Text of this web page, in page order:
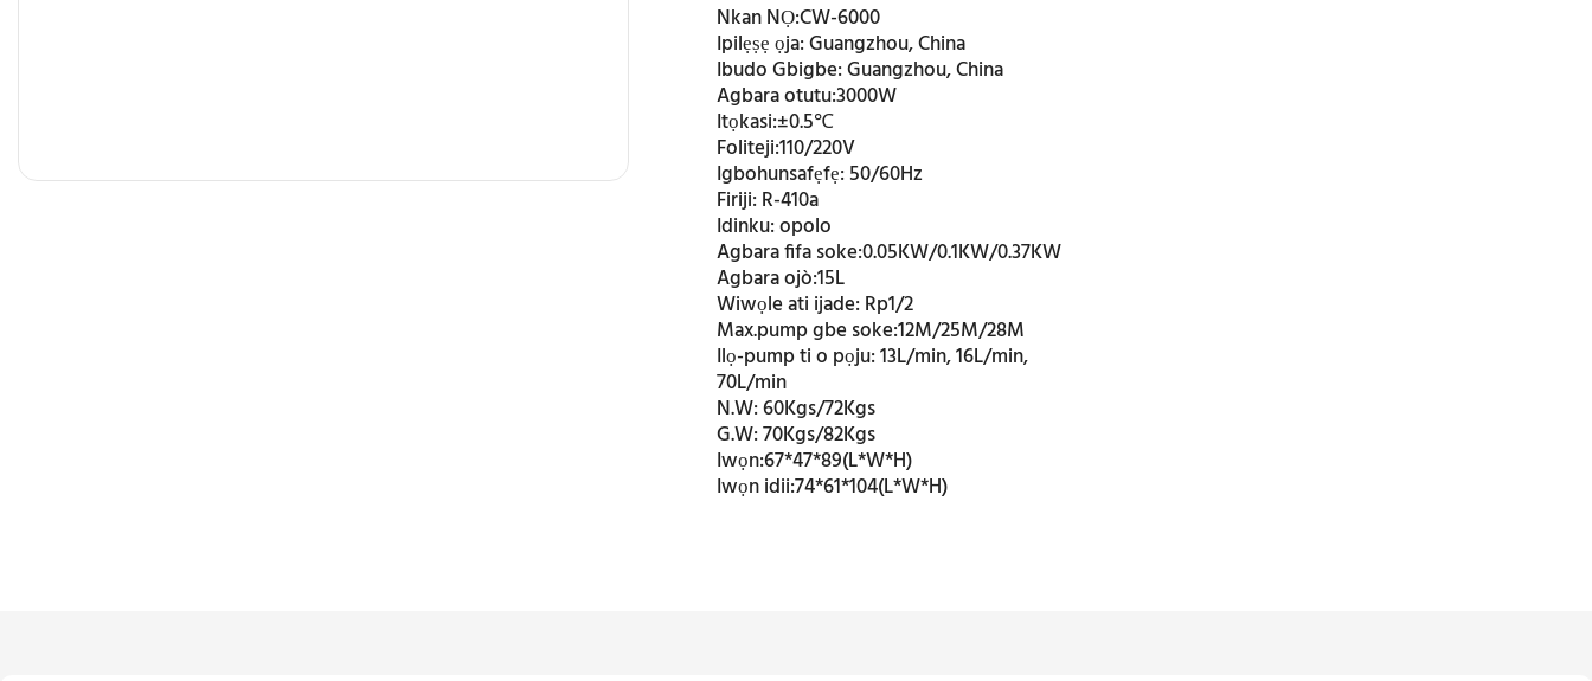
Nkan NỌ:CW-6000
Ipilẹṣẹ ọja:Guangzhou, China
Ibudo Gbigbe:Guangzhou, China
Agbara otutu:3000W
Itọkasi:±0.5℃
Foliteji:110/220V
Igbohunsafẹfẹ:50/60Hz
Firiji:R-410a
Idinku:opolo
Agbara fifa soke:0.05KW/0.1KW/0.37KW
Agbara ojò:15L
Wiwọle ati ijade:Rp1/2
Max.pump gbe soke:12M/25M/28M
Ilọ-pump ti o pọju:13L/min, 16L/min,
70L/min
N.W:60Kgs/72Kgs
G.W:70Kgs/82Kgs
Iwọn:67*47*89(L*W*H)
Iwọn idii:74*61*104(L*W*H)